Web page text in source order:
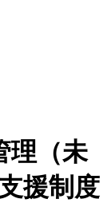
理（未
援制度